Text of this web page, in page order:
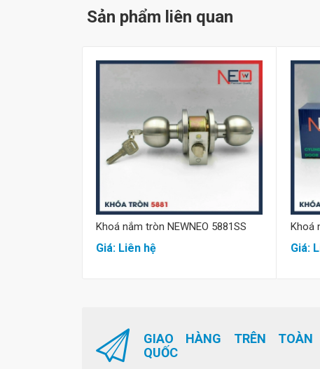
Sản phẩm liên quan
Mua hàng
Khoá nắm tròn NEWNEO 5881SS
Giá: Liên hệ
Khoá
Giá:
GIAO HÀNG TRÊN TOÀN
QUỐC